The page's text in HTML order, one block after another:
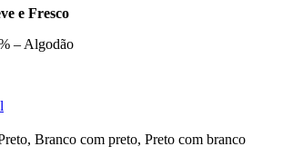
e Fresco
– Algodão
Branco com preto, Preto com branco